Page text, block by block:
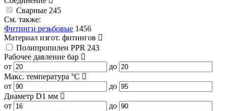
Сварные 245
См. также:
Фитинги резьбовые 1456
Материал изгот. фитингов
Полипропилен PPR 243
Рабочее давление бар
от
до
Макс. температура °C
от
до
Диаметр D1 мм
от
до